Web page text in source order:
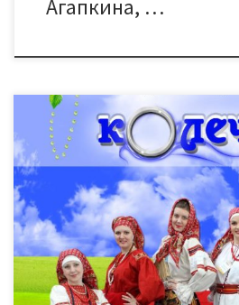
Агапкина, …
Молодежный фольклорный ансамбль
коллектив, который буквально
города. Его концертная программа
яркая демонстрация того,
быть народная песня: от величавых
прабабушек, до современно
«Берегиня»- дипломант
Болгарии «Болгарская роза»
часов в Дом культуры «Знамя […]